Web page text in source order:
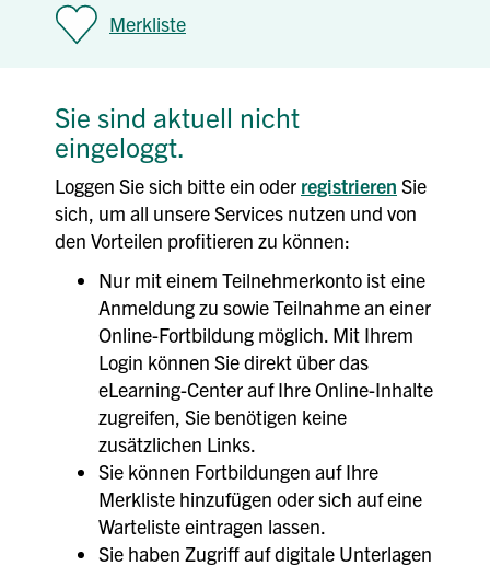
Merkliste
Sie sind aktuell nicht
eingeloggt.
Loggen Sie sich bitte ein oder registrieren Sie
sich, um all unsere Services nutzen und von
den Vorteilen profitieren zu können:
Nur mit einem Teilnehmerkonto ist eine
Anmeldung zu sowie Teilnahme an einer
Online-Fortbildung möglich. Mit Ihrem
Login können Sie direkt über das
eLearning-Center auf Ihre Online-Inhalte
zugreifen, Sie benötigen keine
zusätzlichen Links.
Sie können Fortbildungen auf Ihre
Merkliste hinzufügen oder sich auf eine
Warteliste eintragen lassen.
Sie haben Zugriff auf digitale Unterlagen